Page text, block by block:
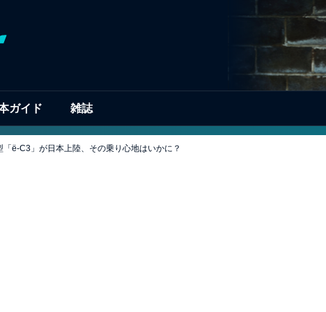
ガイド 雑誌
ë-C3」が日本上陸、その乗り心地はいかに？